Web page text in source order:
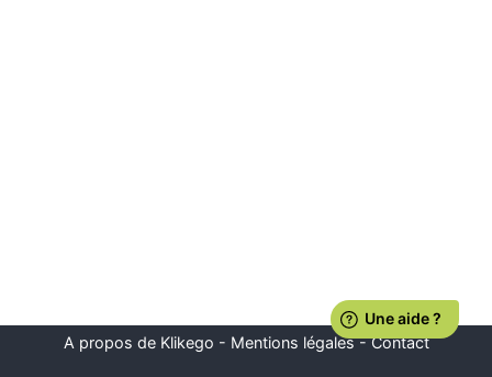
A propos de Klikego - Mentions légales-Contact